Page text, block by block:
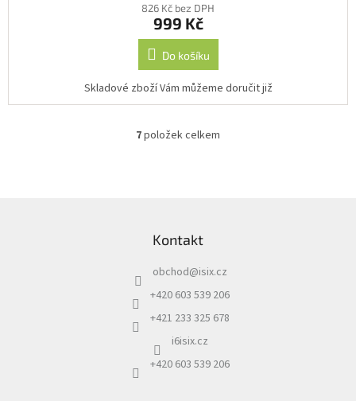
826 Kč bez DPH
999 Kč
Do košíku
Skladové zboží Vám můžeme doručit již
O
c
í
r
v
y
v
p
7položek celkem
Kontakt
obchod@isix.cz
+420 603 539 206
+421 233 325 678
i6isix.cz
+420 603 539 206